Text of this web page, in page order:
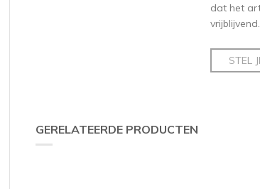
dat het
STEL
GERELATEERDE PRODUCTEN